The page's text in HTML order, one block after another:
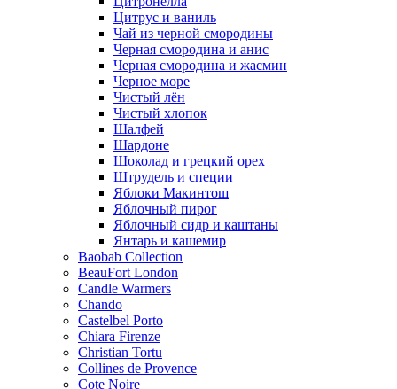
Цитрус и ваниль
Чай из черной смородины
Черная смородина и анис
Черная смородина и жасмин
Черное море
Чистый лён
Чистый хлопок
Шалфей
Шардоне
Шоколад и грецкий орех
Штрудель и специи
Яблоки Макинтош
Яблочный пирог
Яблочный сидр и каштаны
Янтарь и кашемир
Baobab Collection
BeauFort London
Candle Warmers
Chando
Castelbel Porto
Chiara Firenze
Christian Tortu
Collines de Provence
Cote Noire